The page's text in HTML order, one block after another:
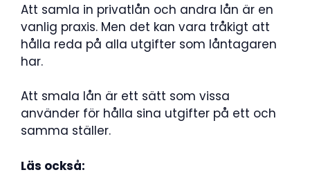
Att samla in privatlån och andra lån är en
vanlig praxis. Men det kan vara tråkigt att
hålla reda på alla utgifter som låntagaren
har.
Att smala lån är ett sätt som vissa
använder för hålla sina utgifter på ett och
samma ställer.
Läs också: